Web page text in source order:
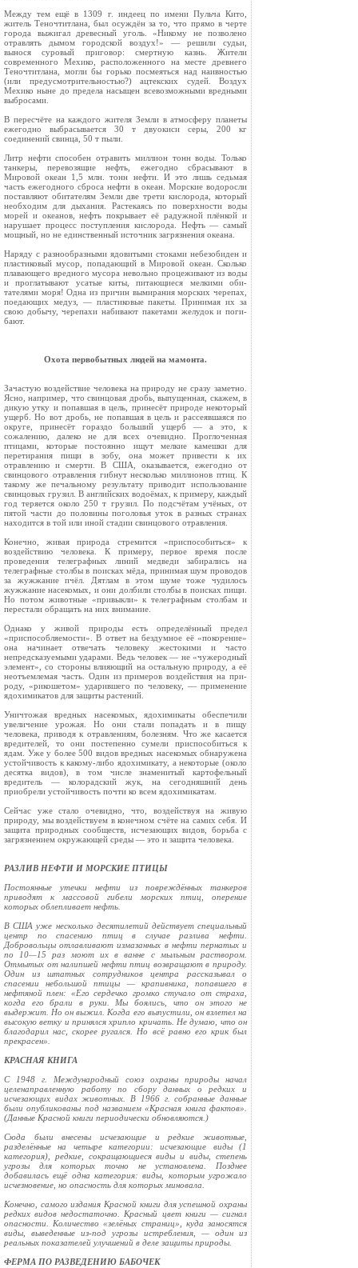
Между тем ещё в 1309 г. индеец по имени Пульча Кито,
житель Теночтитлана, был осуж­дён за то, что прямо в черте
города выжигал древесный уголь. «Никому не позволено
отрав­лять дымом городской воздух!» — решили судьи,
вынося суровый приговор: смертную казнь. Жи­тели
современного Мехико, расположенного на месте древнего
Теночтитлана, могли бы горько посмеяться над наивностью
(или предусмотри­тельностью?) ацтекских судей. Воздух
Мехико ныне до предела насыщен всевозможными вред­ными
выбросами.
В пересчёте на каждого жителя Земли в ат­мосферу планеты
ежегодно выбрасывается 30 т двуокиси серы, 200 кг
соединений свинца, 50 т пыли.
Литр нефти способен отравить миллион тонн воды. Только
танкеры, перевозящие нефть, еже­годно сбрасывают в
Мировой океан 1,5 млн. тонн нефти. И это лишь седьмая
часть ежегодного сброса нефти в океан. Морские водоросли
постав­ляют обитателям Земли две трети кислорода, который
необходим для дыхания. Растекаясь по поверхности воды
морей и океанов, нефть по­крывает её радужной плёнкой и
нарушает про­цесс поступления кислорода. Нефть — самый
мощный, но не единственный источник загряз­нения океана.
Наряду с разнообразными ядовитыми стоками небезобиден и
пластиковый мусор, попадающий в Мировой океан. Сколько
плавающего вредного мусора невольно процеживают из воды
и прогла­тывают усатые киты, питающиеся мелкими оби­
тателями моря! Одна из причин вымирания морских черепах,
поедающих медуз, — пласти­ковые пакеты. Принимая их за
свою добычу, черепахи набивают пакетами желудок и поги­
бают.
Охота первобытных людей на мамонта.
Зачастую воздействие человека на природу не сразу заметно.
Ясно, например, что свинцовая дробь, выпущенная, скажем, в
дикую утку и попав­шая в цель, принесёт природе некоторый
ущерб. Но вот дробь, не попавшая в цель и рассеявшаяся по
округе, принесёт гораздо больший ущерб — а это, к
сожалению, далеко не для всех очевидно. Прогло­ченная
птицами, которые постоянно ищут мелкие камешки для
перетирания пищи в зобу, она может привести к их
отравлению и смерти. В США, ока­зывается, ежегодно от
свинцового отравления гиб­нут несколько миллионов птиц. К
такому же пе­чальному результату приводит использование
свин­цовых грузил. В английских водоёмах, к примеру, каждый
год теряется около 250 т грузил. По под­счётам учёных, от
пятой части до половины пого­ловья уток в разных странах
находится в той или иной стадии свинцового отравления.
Конечно, живая природа стремится «приспосо­биться» к
воздействию человека. К примеру, первое время после
проведения телеграфных линий мед­веди забирались на
телеграфные столбы в поисках мёда, принимая шум проводов
за жужжание пчёл. Дятлам в этом шуме тоже чудилось
жужжание насекомых, и они долбили столбы в поисках пищи.
Но потом животные «привыкли» к телеграфным столбам и
перестали обращать на них внимание.
Однако у живой природы есть определённый пре­дел
«приспособляемости». В ответ на бездумное её «покорение»
она начинает отвечать человеку жес­токими и часто
непредсказуемыми ударами. Ведь человек — не «чужеродный
элемент», со стороны влияющий на остальную природу, а её
неотъемле­мая часть. Один из примеров воздействия на при­
роду, «рикошетом» ударившего по человеку, — при­менение
ядохимикатов для защиты растений.
Уничтожая вредных насекомых, ядохимикаты обеспечили
увеличение урожая. Но они стали попа­дать и в пищу
человека, приводя к отравлениям, болезням. Что же касается
вредителей, то они по­степенно сумели приспособиться к
ядам. Уже у более 500 видов вредных насекомых обнаружена
устой­чивость к какому-либо ядохимикату, а некоторые (около
десятка видов), в том числе знаменитый картофельный
вредитель — колорадский жук, на сегодняшний день
приобрели устойчивость почти ко всем ядохимикатам.
Сейчас уже стало очевидно, что, воздействуя на живую
природу, мы воздействуем в конечном счёте на самих себя. И
защита природных сообществ, исчезающих видов, борьба с
загрязнением окружа­ющей среды — это и защита человека.
РАЗЛИВ НЕФТИ И МОРСКИЕ ПТИЦЫ
Постоянные утечки нефти из повреждённых танке­ров
приводят к массовой гибели морских птиц, опе­рение
которых облепливает нефть.
В США уже несколько десятилетий действует специальный
центр по спасению птиц в случае разлива нефти.
Добровольцы отлавливают измазанных в нефти пернатых и
по 10—15 раз моют их в ванне с мыльным раствором.
Отмытых от налипшей нефти птиц возвра­щают в природу.
Один из штатных сотрудников цент­ра рассказывал о
спасении небольшой птицы — крапивника, попавшего в
нефтяной плен: «Его сердечко громко стучало от страха,
когда его брали в руки. Мы боялись, что он этого не
выдержит. Но он выжил. Когда его выпустили, он взлетел на
высокую ветку и принял­ся хрипло кричать. Не думаю, что он
благодарил нас, скорее ругался. Но всё равно его крик был
прекрасен».
КРАСНАЯ КНИГА
С 1948 г. Международный союз охраны природы начал
целенаправленную работу по сбору данных о редких и
исчезающих видах животных. В 1966 г. собранные дан­ные
были опубликованы под названием «Красная книга фактов».
(Данные Красной книги периодически обновля­ются.)
Сюда были внесены исчезающие и редкие животные,
разделённые на четыре категории: исчезающие виды (1
категория), редкие, сокращающиеся виды и виды, степень
угрозы для которых точно не установлена. Поз­днее
добавилась ещё одна категория: виды, которым уг­рожало
исчезновение, но опасность для которых миновала.
Конечно, самого издания Красной книги для успеш­ной охраны
редких видов недостаточно. Красный цвет книги — сигнал
опасности. Количество «зелёных страниц», куда заносятся
виды, выведенные из-под угро­зы истребления, — один из
реальных показателей улуч­шений в деле защиты природы.
ФЕРМА ПО РАЗВЕДЕНИЮ БАБОЧЕК